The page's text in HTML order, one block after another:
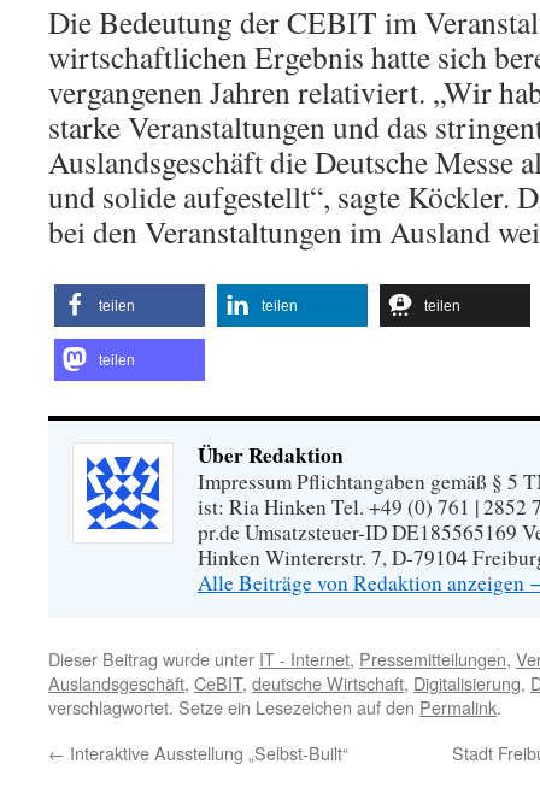
Die Bedeutung der CEBIT im
wirtschaftlichen Ergebnis hatte sich
vergangenen Jahren relativiert. „Wir
starke Veranstaltungen und das
Auslandsgeschäft die Deutsche Messe
und solide aufgestellt“, sagte Köckler.
bei den Veranstaltungen im Ausland
teilen teilen teilen
teilen
Über Redaktion
Impressum Pflichtangaben gemäß § 5
ist: Ria Hinken Tel. +49 (0) 761 | 2852
pr.de Umsatzsteuer-ID DE185565169
Hinken Wintererstr. 7, D-79104
Alle Beiträge von Redaktion anzeigen
Dieser Beitrag wurde unter IT - Internet, Pressemitteilungen,
Auslandsgeschäft, CeBIT, deutsche Wirtschaft, Digitalisierung,
verschlagwortet. Setze ein Lesezeichen auf den Permalink.
← Interaktive Ausstellung „Selbst-Built“ Stadt